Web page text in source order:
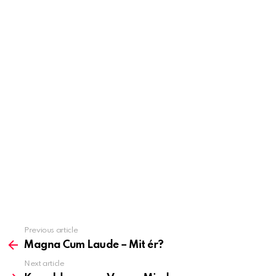
more
Previous article
Magna Cum Laude – Mit ér?
Next article